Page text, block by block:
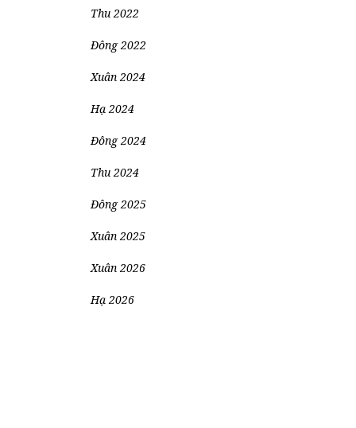
Thu 2022
Đông 2022
Xuân 2024
Hạ 2024
Đông 2024
Thu 2024
Đông 2025
Xuân 2025
Xuân 2026
Hạ 2026